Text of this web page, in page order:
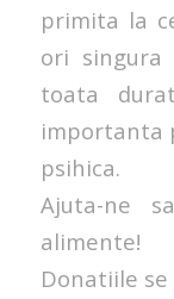
primita la
ori
toata
importanta
psihica.
Ajuta-ne
alimente!
Donatiile